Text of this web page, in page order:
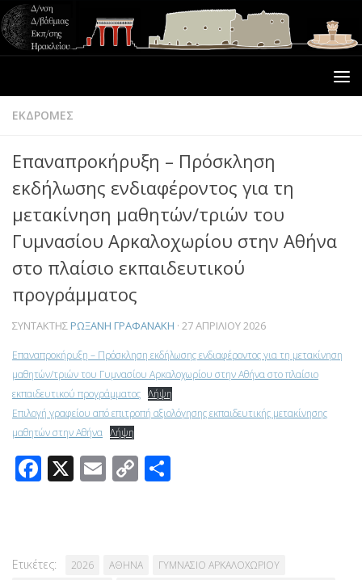
ΕΚΔΡΟΜΕΣ
Επαναπροκήρυξη – Πρόσκληση
εκδήλωσης ενδιαφέροντος για τη
μετακίνηση μαθητών/τριών του
Γυμνασίου Αρκαλοχωρίου στην Αθήνα
στο πλαίσιο εκπαιδευτικού
προγράμματος
ΣΥΝΤΆΚΤΗΣ ΡΩΞΆΝΗ ΓΡΑΦΑΝΆΚΗ · 27 ΑΠΡΙΛΊΟΥ 2026
Επαναπροκήρυξη – Πρόσκληση εκδήλωσης ενδιαφέροντος για τη μετακίνηση
μαθητών/τριών του Γυμνασίου Αρκαλοχωρίου στην Αθήνα στο πλαίσιο
εκπαιδευτικού προγράμματος Λήψη
Επιλογή γραφείου από επιτροπή αξιολόγησης εκπαιδευτικής μετακίνησης
μαθητών στην Αθήνα Λήψη
Facebook
X Email
Copy
Ετικέτες: 2026 ΑΘΗΝΑ
ΓΥΜΝΑΣΙΟ ΑΡΚΑΛΟΧΩΡΙΟΥ